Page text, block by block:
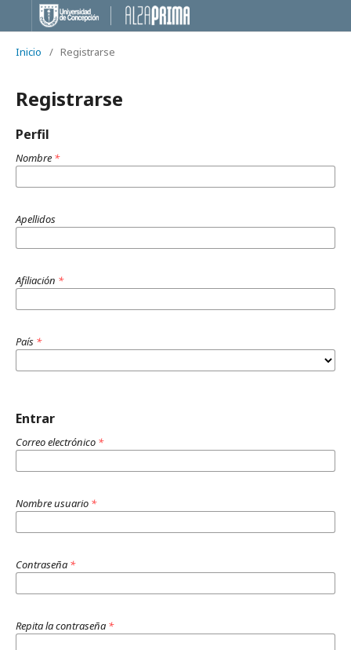
Inicio / Registrarse
Registrarse
Perfil
Nombre *
Apellidos
Afiliación *
País *
Entrar
Correo electrónico *
Nombre usuario *
Contraseña *
Repita la contraseña *